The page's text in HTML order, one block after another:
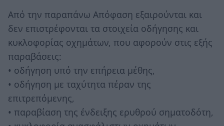
Από την παραπάνω Απόφαση εξαιρούνται και
δεν επιστρέφονται τα στοιχεία οδήγησης και
κυκλοφορίας οχημάτων, που αφορούν στις εξής
παραβάσεις:
• οδήγηση υπό την επήρεια μέθης,
• οδήγηση με ταχύτητα πέραν της
επιτρεπόμενης,
• παραβίαση της ένδειξης ερυθρού σηματοδότη,